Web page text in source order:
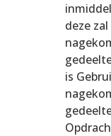
deze
is